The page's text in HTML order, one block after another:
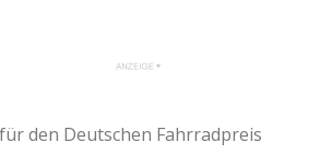
den Deutschen Fahrradpreis